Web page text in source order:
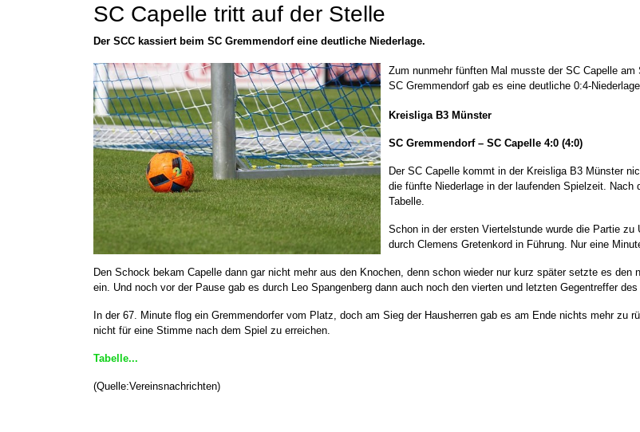
SC Capelle tritt auf der Stelle
Der SCC kassiert beim SC Gremmendorf eine deutliche Niederlage.
Zum nunmehr fünften Mal musste der SC Capelle
SC Gremmendorf gab es eine deutliche 0:4-
Kreisliga B3 Münster
SC Gremmendorf – SC Capelle 4:0 (4:0)
Der SC Capelle kommt in der Kreisliga B3 Münster
die fünfte Niederlage in der laufenden Spielzeit.
Tabelle.
Schon in der ersten Viertelstunde wurde die Partie
durch Clemens Gretenkord in Führung. Nur eine
Den Schock bekam Capelle dann gar nicht mehr aus den Knochen, denn schon wieder nur kurz später setzte es
ein. Und noch vor der Pause gab es durch Leo Spangenberg dann auch noch den vierten und letzten Gegentreffer des
In der 67. Minute flog ein Gremmendorfer vom Platz, doch am Sieg der Hausherren gab es am Ende nichts mehr zu
nicht für eine Stimme nach dem Spiel zu erreichen.
Tabelle...
(Quelle:Vereinsnachrichten)